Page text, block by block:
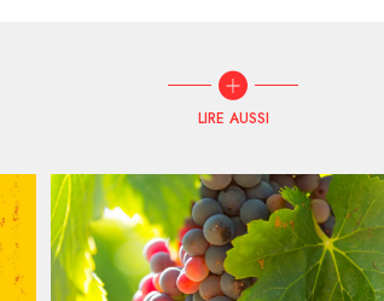
LIRE AUSSI